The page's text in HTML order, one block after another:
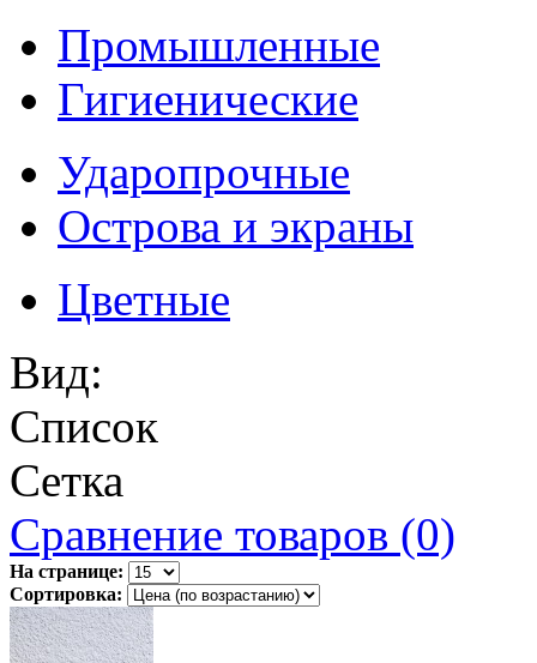
Промышленные
Гигиенические
Ударопрочные
Острова и экраны
Цветные
Вид:
Список
Сетка
Сравнение товаров (0)
На странице:
Сортировка: